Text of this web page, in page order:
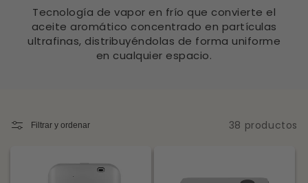
Tecnología de vapor en frío que convierte el
aceite aromático concentrado en partículas
ultrafinas, distribuyéndolas de forma uniforme
en cualquier espacio.
Filtrar y ordenar 38 productos